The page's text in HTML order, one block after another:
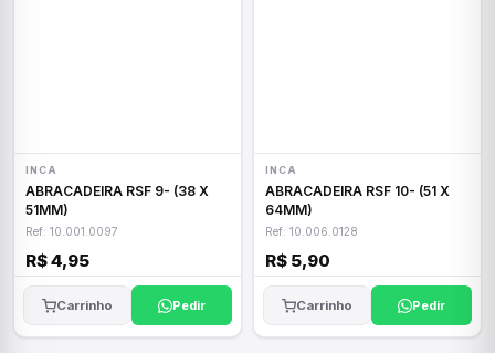
INCA
ABRACADEIRA RSF 9- (38 X
51MM)
Ref: 10.001.0097
R$ 4,95
Carrinho Pedir
INCA
ABRACADEIRA RSF 10- (51 X
64MM)
Ref: 10.006.0128
R$ 5,90
Carrinho Pedir